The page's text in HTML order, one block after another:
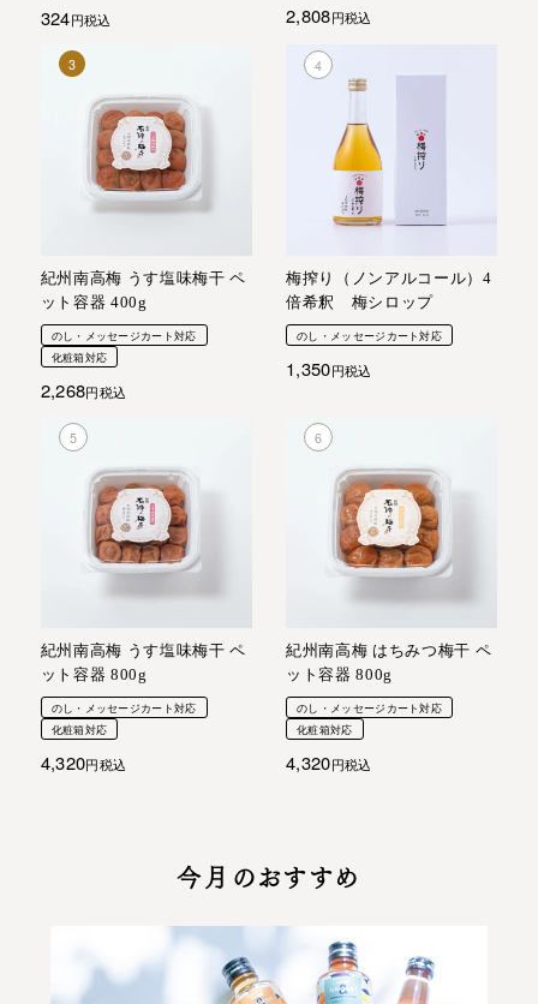
324 税込 2,808 税込
紀州南高梅 うす塩味梅干 ペ
ット容器 400g
のし・メッセージカート対応
化粧箱対応
2,268 税込
梅搾り（ノンアルコール）4
倍希釈 梅シロップ
のし・メッセージカート対応
1,350 税込
紀州南高梅 うす塩味梅干 ペ
ット容器 800g
のし・メッセージカート対応
化粧箱対応
4,320 税込
紀州南高梅 はちみつ梅干 ペ
ット容器 800g
のし・メッセージカート対応
化粧箱対応
4,320 税込
今月のおすすめ